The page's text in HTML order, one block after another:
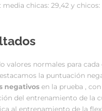
media chicas: 29,42 y
valores normales para
la puntuación
negativos en la prueba ,
del entrenamiento de la
al entrenamiento de la